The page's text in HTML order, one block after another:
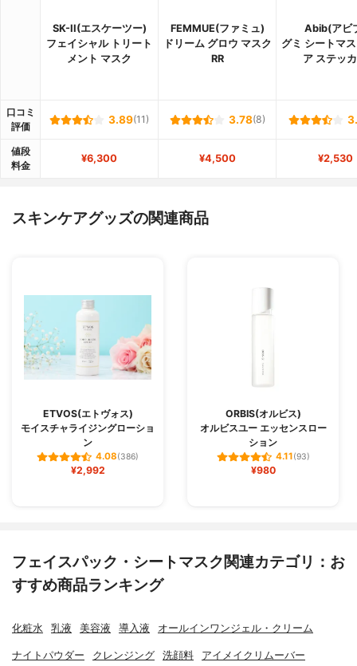
SK-II(エスケーツー)
フェイシャル トリート
メント マスク
FEMMUE(ファミュ)
ドリーム グロウ マスク
RR
Abib(アビ
グミ シートマ
ア ステッ
口コミ
評価
3.89(11) 3.78(8)
値段
料金
¥6,300 ¥4,500 ¥2,530
スキンケアグッズの関連商品
ETVOS(エトヴォス)
モイスチャライジングローショ
ン
4.08(386)
¥2,992
ORBIS(オルビス)
オルビスユー エッセンスロー
ション
4.11(93)
¥980
フェイスパック・シートマスク関連カテゴリ：お
すすめ商品ランキング
化粧水 乳液 美容液 導入液 オールインワンジェル・クリーム
ナイトパウダー クレンジング 洗顔料 アイメイクリムーバー